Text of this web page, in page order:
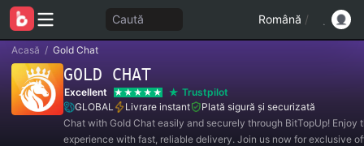
Caută Română /
Acasă / Gold Chat
GOLD CHAT
Excellent
Trustpilot
GLOBAL
Livrare instant
Plată sigură și securizată
Chat with Gold Chat easily and securely through BitTopUp! Enjoy
experience with fast, reliable delivery. Join us now for exclusive